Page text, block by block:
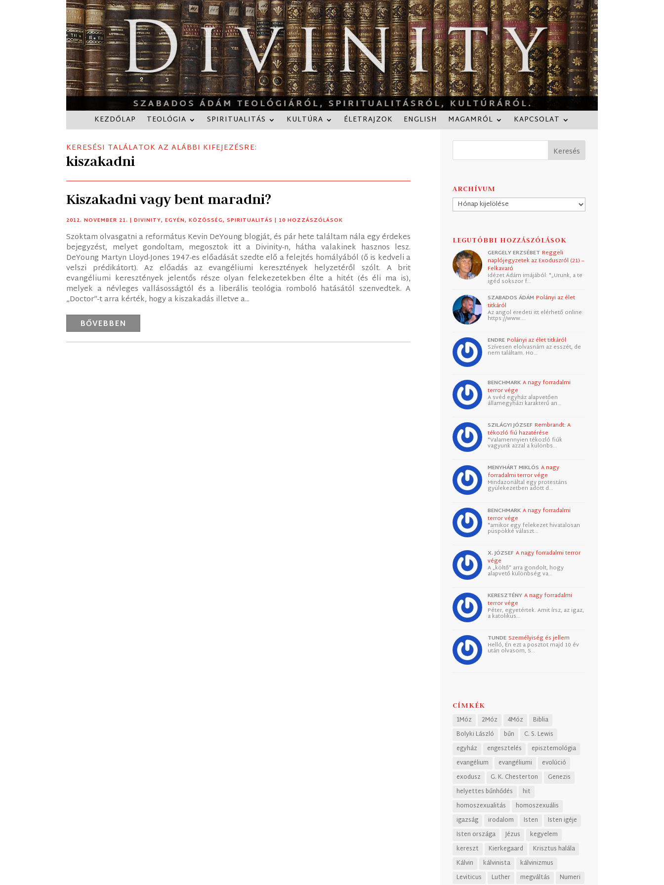
KEZDŐLAP TEOLÓGIA SPIRITUALITÁS KULTÚRA ÉLETRAJZOK ENGLISH MAGAMRÓL KAPCSOLAT
KERESÉSI TALÁLATOK AZ ALÁBBI KIFEJEZÉSRE:
kiszakadni
Kiszakadni vagy bent maradni?
2012. NOVEMBER 21. |DIVINITY,EGYÉN,KÖZÖSSÉG,SPIRITUALITÁS | 10 HOZZÁSZÓLÁSOK
Szoktam olvasgatni a református Kevin DeYoung blogját, és pár hete találtam nála egy érdekes
bejegyzést, melyet gondoltam, megosztok itt a Divinity-n, hátha valakinek hasznos lesz.
DeYoung Martyn Lloyd-Jones 1947-es előadását szedte elő a felejtés homályából (ő is kedveli a
velszi prédikátort). Az előadás az evangéliumi keresztények helyzetéről szólt. A brit
evangéliumi keresztények jelentős része olyan felekezetekben élte a hitét (és éli ma is),
melyek a névleges vallásosságtól és a liberális teológia romboló hatásától szenvedtek. A
„Doctor”-t arra kérték, hogy a kiszakadás illetve a...
BŐVEBBEN
ARCHÍVUM
Archívum
LEGUTÓBBI HOZZÁSZÓLÁSOK
GERGELY ERZSÉBET Reggeli
naplójegyzetek az Exoduszról (21) –
Felkavaró
Idézet Ádám imájából: "„Urunk, a te
igéd sokszor f…
SZABADOS ÁDÁM Polányi az élet
titkáról
Az angol eredeti itt elérhető online:
https://www.…
ENDRE Polányi az élet titkáról
Szívesen elolvasnám az esszét, de
nem találtam. Ho…
BENCHMARK A nagy forradalmi
terror vége
A svéd egyház alapvetően
államegyházi karakterű an…
SZILÁGYI JÓZSEF Rembrandt: A
tékozló fiú hazatérése
"Valamennyien tékozló fiúk
vagyunk azzal a különbs…
MENYHÁRT MIKLÓS A nagy
forradalmi terror vége
Mindazonáltal egy protestáns
gyülekezetben adott d…
BENCHMARK A nagy forradalmi
terror vége
"amikor egy felekezet hivatalosan
püspökké választ…
X. JÓZSEF A nagy forradalmi terror
vége
A „költő” arra gondolt, hogy
alapvető különbség va…
KERESZTÉNY A nagy forradalmi
terror vége
Péter, egyetértek. Amit írsz, az igaz,
a katolikus…
TUNDE Személyiség és jellem
Helló, Én ezt a posztot majd 10 év
után olvasom, S…
CÍMKÉK
1Móz 2Móz 4Móz
Biblia
Bolyki László
bűn
C. S. Lewis
egyház
engesztelés
episztemológia
evangélium
evangéliumi
evolúció
exodusz
G. K. Chesterton
Genezis
helyettes bűnhődés
hit
homoszexualitás
homoszexuális
igazság
irodalom Isten
Isten igéje
Isten országa
Jézus
kegyelem
kereszt
Kierkegaard
Krisztus halála
Kálvin
kálvinista
kálvinizmus
Leviticus
Luther megváltás Numeri